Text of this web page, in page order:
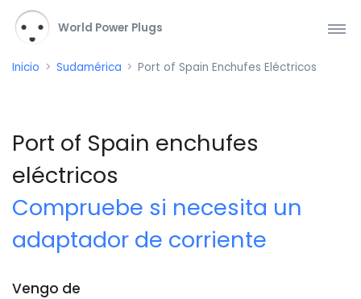
World Power Plugs
Inicio Sudamérica Port of Spain Enchufes Eléctricos
Port of Spain enchufes
eléctricos
Compruebe si necesita un
adaptador de corriente
Vengo de